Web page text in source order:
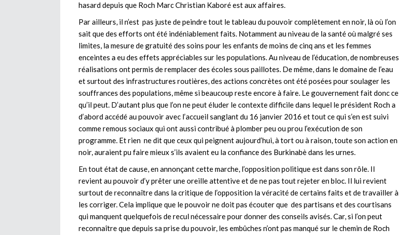
hasard depuis que Roch Marc Christian Kaboré est aux affaires.
Par ailleurs, il n’est pas juste de peindre tout le tableau du pouvoir complètement en noir, là où l’on
sait que des efforts ont été indéniablement faits. Notamment au niveau de la santé où malgré ses
limites, la mesure de gratuité des soins pour les enfants de moins de cinq ans et les femmes
enceintes a eu des effets appréciables sur les populations. Au niveau de l’éducation, de nombreuses
réalisations ont permis de remplacer des écoles sous paillotes. De même, dans le domaine de l’eau
et surtout des infrastructures routières, des actions concrètes ont été posées pour soulager les
souffrances des populations, même si beaucoup reste encore à faire. Le gouvernement fait donc ce
qu’il peut. D’autant plus que l’on ne peut éluder le contexte difficile dans lequel le président Roch a
d’abord accédé au pouvoir avec l’accueil sanglant du 16 janvier 2016 et tout ce qui s’en est suivi
comme remous sociaux qui ont aussi contribué à plomber peu ou prou l’exécution de son
programme. Et rien ne dit que ceux qui peignent aujourd’hui, à tort ou à raison, toute son action en
noir, auraient pu faire mieux s’ils avaient eu la confiance des Burkinabè dans les urnes.
En tout état de cause, en annonçant cette marche, l’opposition politique est dans son rôle. Il
revient au pouvoir d’y prêter une oreille attentive et de ne pas tout rejeter en bloc. Il lui revient
surtout de reconnaître dans la critique de l’opposition la véracité de certains faits et de travailler à
les corriger. Cela implique que le pouvoir ne doit pas écouter que des partisans et des courtisans
qui manquent quelquefois de recul nécessaire pour donner des conseils avisés. Car, si l’on peut
reconnaître que depuis sa prise du pouvoir, les embûches n’ont pas manqué sur le chemin de Roch